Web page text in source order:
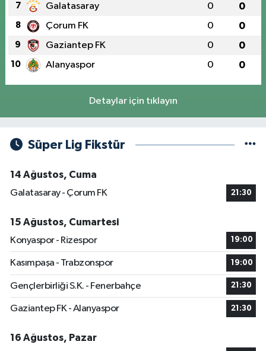
7 Galatasaray 0 0
8 Çorum FK 0 0
9 Gaziantep FK 0 0
10 Alanyaspor 0 0
Detaylar için tıklayın
Süper Lig Fikstür
14 Ağustos, Cuma
Galatasaray - Çorum FK
21:30
15 Ağustos, Cumartesi
Konyaspor - Rizespor
19:00
Kasımpaşa - Trabzonspor 19:00
Gençlerbirliği S.K. - Fenerbahçe 21:30
Gaziantep FK - Alanyaspor 21:30
16 Ağustos, Pazar